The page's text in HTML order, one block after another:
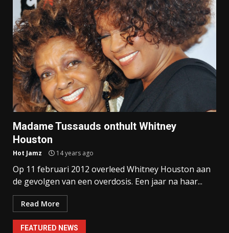
Madame Tussauds onthult Whitney
Houston
Hot Jamz 14 years ago
Op 11 februari 2012 overleed Whitney Houston aan
de gevolgen van een overdosis. Een jaar na haar...
Read More
FEATURED NEWS